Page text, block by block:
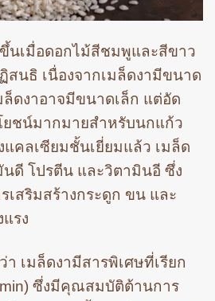
นเมื่อดอกไม้สีชมพูและสีขาว
สนธิ เนื่องจากเมล็ดงามีขนาด
ดงาอาจมีขนาดเล็ก แต่อัด
ชน์มากมายสำหรับนกแก้ว
คลเซียมชั้นเยี่ยมแล้ว เมล็ด
นดี โปรตีน และวิตามินอี ซึ่ง
สริมสร้างกระดูก ขน และ
รง
เมล็ดงามีสารพิเศษที่เรียก
ซึ่งมีคุณสมบัติต้านการ